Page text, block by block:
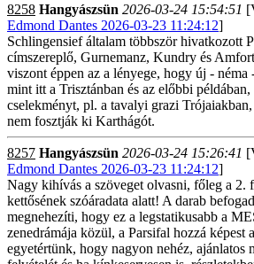
8258 Hangyászsün 2026-03-24 15:54:51
Edmond Dantes 2026-03-23 11:24:12]
Schlingensief általam többször hivatkozott
címszereplő, Gurnemanz, Kundry és
viszont éppen az a lényege, hogy új - néma
mint itt a Trisztánban és az előbbi
cselekményt, pl. a tavalyi grazi
nem fosztják ki Karthágót.
8257 Hangyászsün 2026-03-24 15:26:41
Edmond Dantes 2026-03-23 11:24:12]
Nagy kihívás a szöveget olvasni, főleg a 2.
kettősének szóáradata alatt! A darab
megnehezíti, hogy ez a legstatikusabb a
zenedrámája közül, a Parsifal hozzá
egyetértünk, hogy nagyon nehéz, ajánlatos